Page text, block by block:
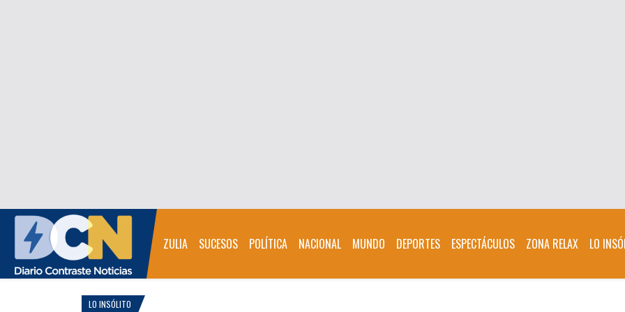
ZULIA SUCESOS POLÍTICA NACIONAL MUNDO DEPORTES ESPECTÁCULOS ZONA RELAX LO
LO INSÓLITO